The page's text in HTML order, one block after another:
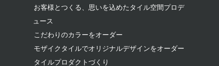
お客様とつくる、思いを込めたタイル空間プロデ
ュース
こだわりのカラーをオーダー
モザイクタイルでオリジナルデザインをオーダー
タイルプロダクトづくり